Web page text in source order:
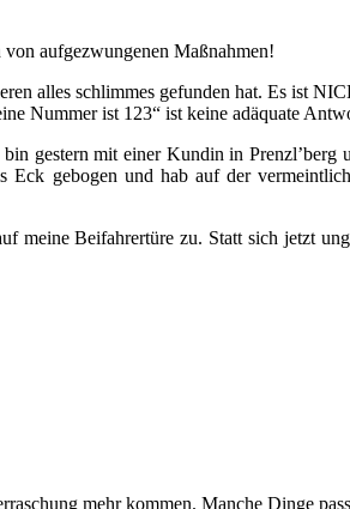
aufgezwungenen Maßnahmen!
alles schlimmes gefunden hat. Es ist
Nummer ist 123“ ist keine adäquate
gestern mit einer Kundin in
gebogen und hab auf der
meine Beifahrertüre zu. Statt sich jetzt
mehr kommen. Manche Dinge